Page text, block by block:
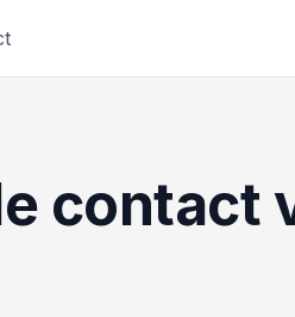
contact